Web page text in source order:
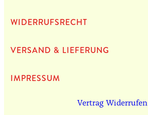
WIDERRUFSRECHT
VERSAND & LIEFERUNG
IMPRES­SUM
Vertrag Widerrufen